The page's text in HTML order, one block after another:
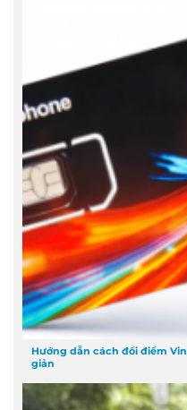
Hướng dẫn cách đổi điểm
giản